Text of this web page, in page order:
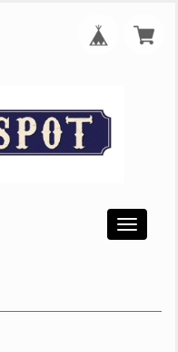
Toggle